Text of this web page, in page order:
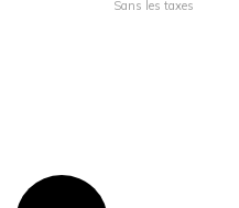
Sans les taxes